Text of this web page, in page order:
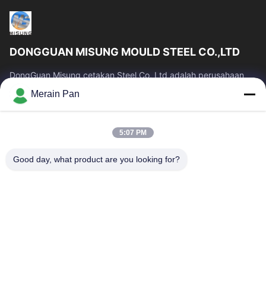
DONGGUAN MISUNG MOULD STEEL CO.,LTD
DongGuan Misung cetakan Steel Co, Ltd adalah perusahaan
terkemuka pasokan baja mati plastik, baja kerja panas, baja
kerja dingin, baja struktural...
Tautan Cepat
Produk
Tampilan VR
Tentang Kami
Merain Pan
5:07 PM
Good day, what product are you looking for?